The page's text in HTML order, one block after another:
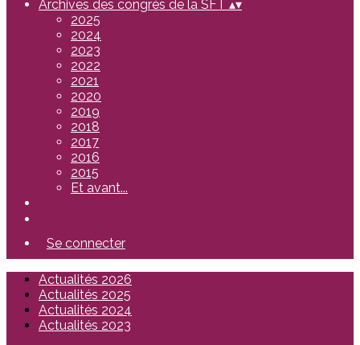
Archives des congrès de la SFT ▴▾
2025
2024
2023
2022
2021
2020
2019
2018
2017
2016
2015
Et avant...
Se connecter
Actualités 2026
Actualités 2025
Actualités 2024
Actualités 2023